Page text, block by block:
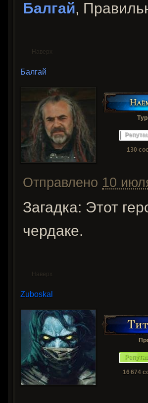
Балгай,
Наверх
Балгай
130
Отправлено 10
Загадка: Этот
чердаке.
Наверх
Zuboskal
16 674